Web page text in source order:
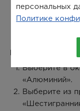
Как рассчитать
Выберите в
«Алюминий».
Выберите из
персональных
Политике